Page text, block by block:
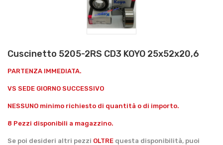
Cuscinetto 5205-2RS CD3 KOYO 25x52x20,6
PARTENZA IMMEDIATA.
VS SEDE GIORNO SUCCESSIVO
NESSUNO minimo richiesto di quantità o di importo.
8 Pezzi disponibili a magazzino.
Se poi desideri altri pezzi OLTRE questa disponibilità, puoi